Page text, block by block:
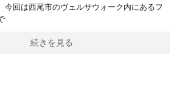
今回は西尾市のヴェルサウォーク内にあるフ
続きを見る